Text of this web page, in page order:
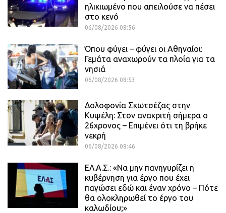
ηλικιωμένο που απειλούσε να πέσει
στο κενό
06/08/2026 08:56
Όπου φύγει – φύγει οι Αθηναίοι:
Γεμάτα αναχωρούν τα πλοία για τα
νησιά
06/08/2026 08:53
Δολοφονία Σκωτσέζας στην
Κυψέλη: Στον ανακριτή σήμερα ο
26χρονος – Επιμένει ότι τη βρήκε
νεκρή
06/08/2026 08:46
ΕΛ.Α.Σ.: «Να μην πανηγυρίζει η
κυβέρνηση για έργο που έχει
παγώσει εδώ και έναν χρόνο – Πότε
θα ολοκληρωθεί το έργο του
καλωδίου;»